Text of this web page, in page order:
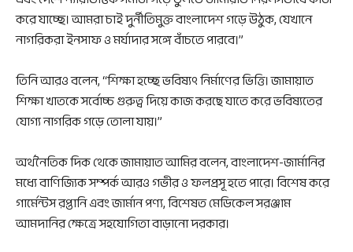
করে যাচ্ছে। আমরা চাই দুর্নীতিমুক্ত বাংলাদেশ গড়ে উঠুক, যেখানে
নাগরিকরা ইনসাফ ও মর্যাদার সঙ্গে বাঁচতে পারবে।”
তিনি আরও বলেন, “শিক্ষা হচ্ছে ভবিষ্যৎ নির্মাণের ভিত্তি। জামায়াত
শিক্ষা খাতকে সর্বোচ্চ গুরুত্ব দিয়ে কাজ করছে যাতে করে ভবিষ্যতের
যোগ্য নাগরিক গড়ে তোলা যায়।”
অর্থনৈতিক দিক থেকে জামায়াত আমির বলেন, বাংলাদেশ-জার্মানির
মধ্যে বাণিজ্যিক সম্পর্ক আরও গভীর ও ফলপ্রসূ হতে পারে। বিশেষ করে
গার্মেন্টস রপ্তানি এবং জার্মান পণ্য, বিশেষত মেডিকেল সরঞ্জাম
আমদানির ক্ষেত্রে সহযোগিতা বাড়ানো দরকার।